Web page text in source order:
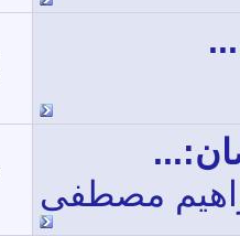
مصطفى